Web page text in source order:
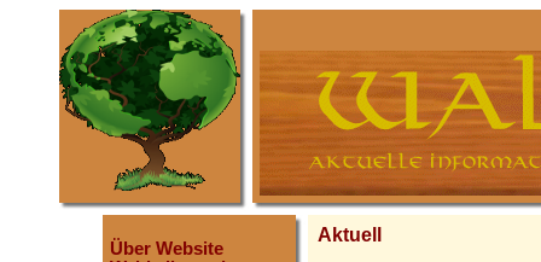
Über Website
Aktuell